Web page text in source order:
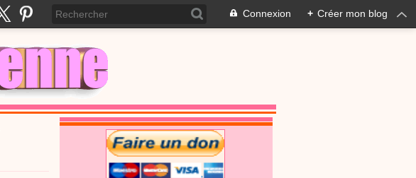
Connexion + Créer mon blog